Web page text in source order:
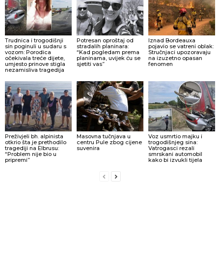
Trudnica i trogodišnji
sin poginuli u sudaru s
vozom: Porodica
očekivala treće dijete,
umjesto prinove stigla
nezamisliva tragedija
Potresan oproštaj od
stradalih planinara:
“Kad pogledam prema
planinama, uvijek ću se
sjetiti vas”
Iznad Bordeauxa
pojavio se vatreni oblak:
Stručnjaci upozoravaju
na izuzetno opasan
fenomen
Preživjeli bh. alpinista
otkrio šta je prethodilo
tragediji na Elbrusu:
“Problem nije bio u
pripremi”
Masovna tučnjava u
centru Pule zbog cijene
suvenira
Voz usmrtio majku i
trogodišnjeg sina:
Vatrogasci rezali
smrskani automobil
kako bi izvukli tijela